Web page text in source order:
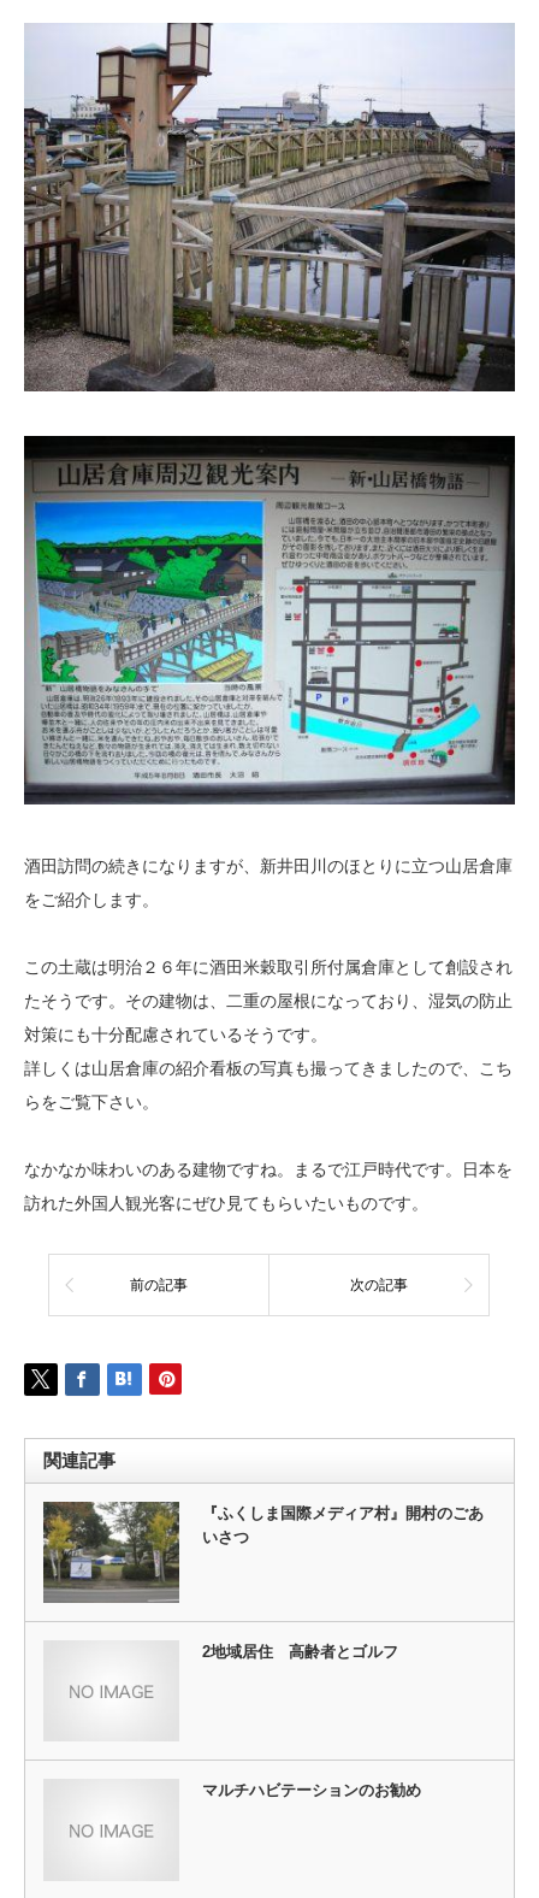
酒田訪問の続きになりますが、新井田川のほとりに立つ山居倉庫
をご紹介します。
この土蔵は明治２６年に酒田米穀取引所付属倉庫として創設され
たそうです。その建物は、二重の屋根になっており、湿気の防止
対策にも十分配慮されているそうです。
詳しくは山居倉庫の紹介看板の写真も撮ってきましたので、こち
らをご覧下さい。
なかなか味わいのある建物ですね。まるで江戸時代です。日本を
訪れた外国人観光客にぜひ見てもらいたいものです。
前の記事 次の記事
関連記事
『ふくしま国際メディア村』開村のごあ
いさつ
2地域居住 高齢者とゴルフ
マルチハビテーションのお勧め